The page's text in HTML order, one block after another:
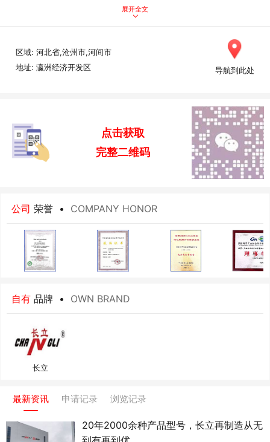
孙博文 (07:01)
成君忆 (05:52)
平方米，毗邻沧保高速公路，并经沧保高速公路与京沪、
公司拥有独立的实验中心和研发设计团队，具备较强的研
机协会的多位专家做顾问，进行技术指导。拥有世界先进
水平的加拿大DV等权威检测设备40余套，美国捷力、德国
克麦特等世界先进水平的生产设备170余台（套）。
公司通过回收日系、美系、德系、法系等旧汽车起动机、
能、寿命等有关技术指标可以和新产品相媲美，有的甚至
超过新产品。其生产工艺可以实现节能减排、绿色环保，
且再制造产品的成本低，具有较大的竞争优势，受到客户
的广泛青睐。公司年再制造产能达100-120万台，销售网络
遍布全国大中城市，并出口欧美、东南亚等40多个国家和
展开全文
区域: 河北省,沧州市,河间市
地址: 瀛洲经济开发区
导航到此处
点击获取
完整二维码
公司 荣誉• COMPANY HONOR
自有 品牌• OWN BRAND
长立
最新资讯 申请记录 浏览记录
20年2000余种产品型号，长立再制造从无